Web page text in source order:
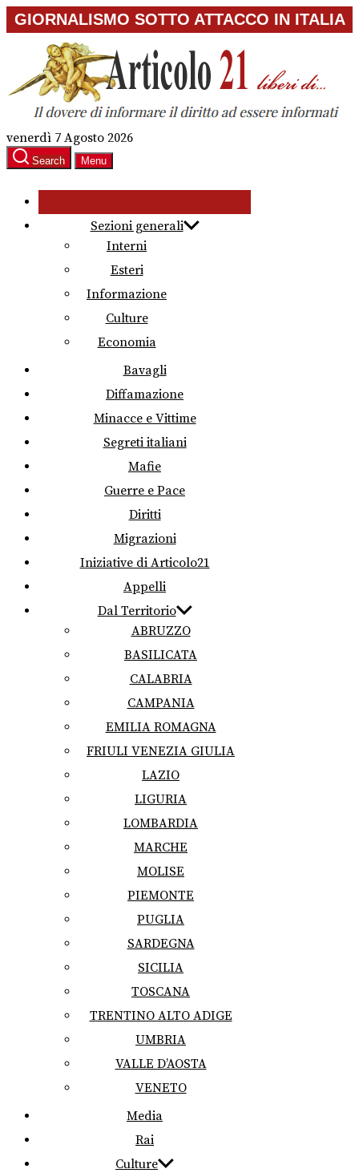
Skip
to
content
GIORNALISMO SOTTO ATTACCO IN ITALIA
venerdì 7 Agosto 2026
Search Menu
Sezioni generali
Interni
Esteri
Informazione
Culture
Economia
Bavagli
Diffamazione
Minacce e Vittime
Segreti italiani
Mafie
Guerre e Pace
Diritti
Migrazioni
Iniziative di Articolo21
Appelli
Dal Territorio
ABRUZZO
BASILICATA
CALABRIA
CAMPANIA
EMILIA ROMAGNA
FRIULI VENEZIA GIULIA
LAZIO
LIGURIA
LOMBARDIA
MARCHE
MOLISE
PIEMONTE
PUGLIA
SARDEGNA
SICILIA
TOSCANA
TRENTINO ALTO ADIGE
UMBRIA
VALLE D’AOSTA
VENETO
Media
Rai
Culture